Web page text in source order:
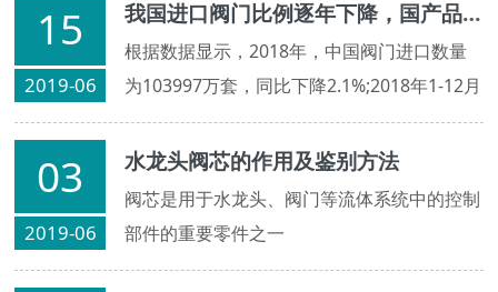
诸因素有着一定内在联系。
15
2019-06
我国进口阀门比例逐年下降，国产品牌强势崛起
根据数据显示，2018年，中国阀门进口数量
为103997万套，同比下降2.1%;2018年1-12月
中国阀门进口金额为7328128千美元，同比增
长20%。业内人士认为，阀门进口数量的下
降，体现了国产阀门在质量、技术等方面的提
升。
03
2019-06
水龙头阀芯的作用及鉴别方法
阀芯是用于水龙头、阀门等流体系统中的控制
部件的重要零件之一